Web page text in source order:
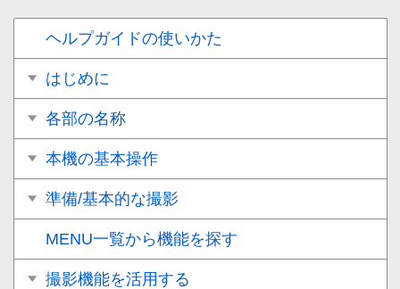
ヘルプガイドの使いかた
はじめに
各部の名称
本機の基本操作
準備/基本的な撮影
MENU一覧から機能を探す
撮影機能を活用する